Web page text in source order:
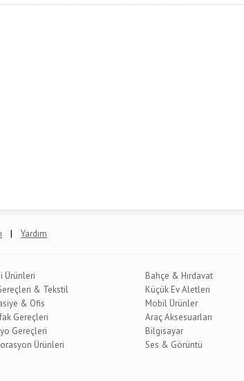
| Yardım
Ürünleri
& Tekstil
& Ofis
Gereçleri
Gereçleri
Ürünleri
Bahçe & Hırdavat
Küçük Ev Aletleri
Mobil Ürünler
Araç Aksesuarları
Bilgisayar
Ses & Görüntü